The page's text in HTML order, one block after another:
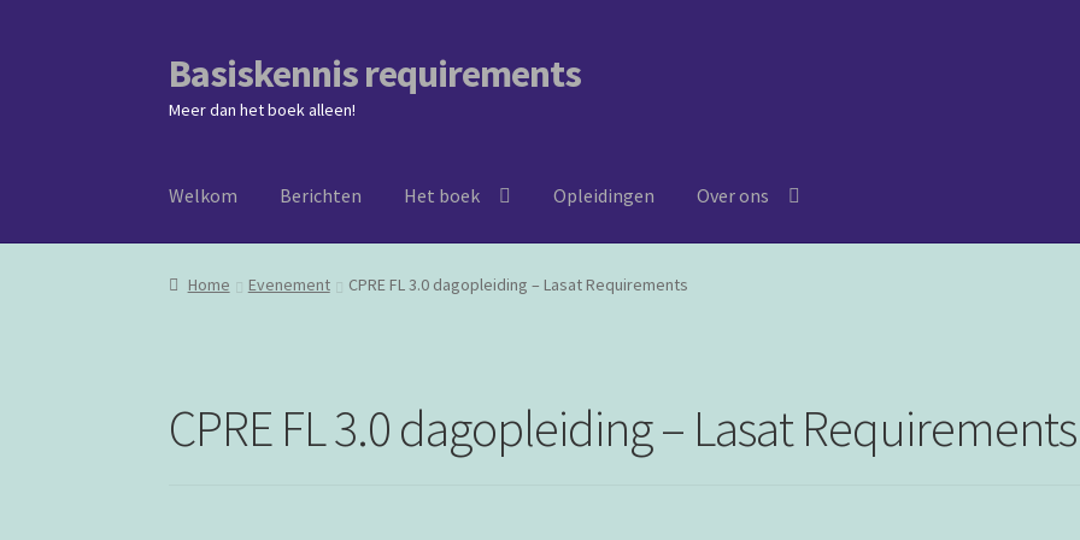
Ga
door
naar
Ga
naar
de
Basiskennis requirements
Meer dan het boek alleen!
Welkom Berichten Het boek Opleidingen Over ons
Home Evenement CPRE FL 3.0 dagopleiding – Lasat Requirements
CPRE FL 3.0 dagopleiding – Lasat Requirements